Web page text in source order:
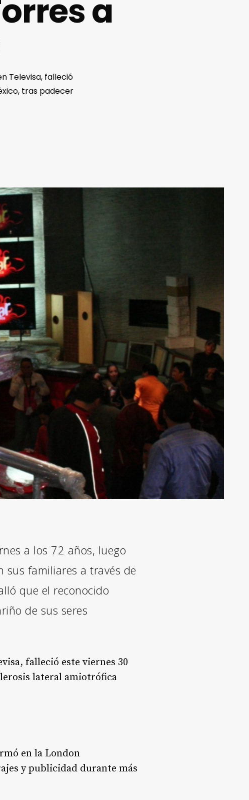
a
Televisa, falleció
tras padecer
a los 72 años, luego
sus familiares a través de
que el reconocido
de sus seres
falleció este viernes 30
lateral amiotrófica
en la London
y publicidad durante más